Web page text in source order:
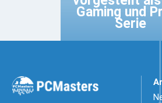
Gaming und
Serie